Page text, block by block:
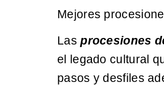
Mejores
Lasprocesiones
el legado cultural
pasos y desfiles